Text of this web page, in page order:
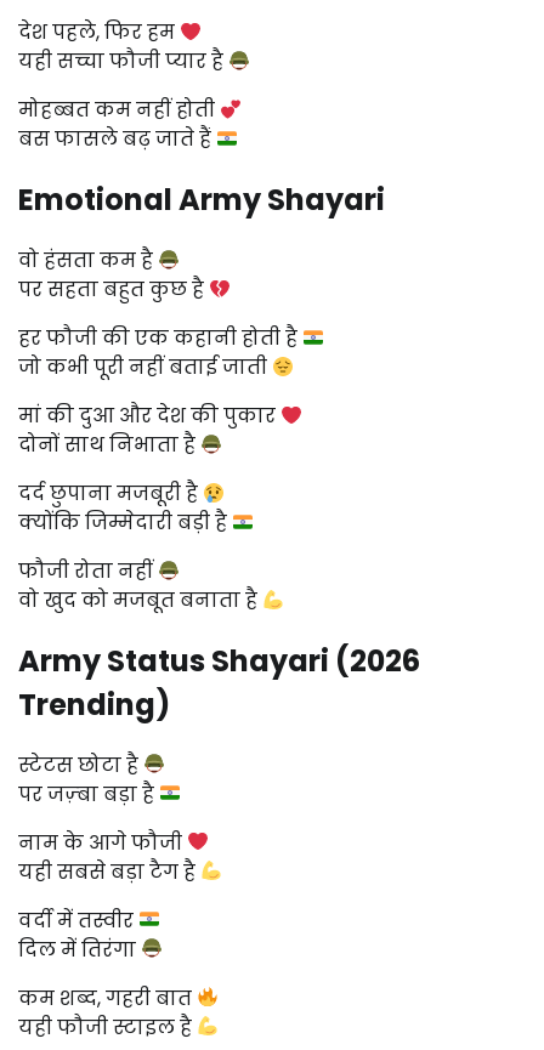
देश पहले, फिर हम
यही सच्चा फौजी प्यार है
मोहब्बत कम नहीं होती
बस फासले बढ़ जाते हैं
Emotional Army Shayari
वो हंसता कम है
पर सहता बहुत कुछ है
हर फौजी की एक कहानी होती है
जो कभी पूरी नहीं बताई जाती
मां की दुआ और देश की पुकार
दोनों साथ निभाता है
दर्द छुपाना मजबूरी है
क्योंकि जिम्मेदारी बड़ी है
फौजी रोता नहीं
वो खुद को मजबूत बनाता है
Army Status Shayari (2026
Trending)
स्टेटस छोटा है
पर जज़्बा बड़ा है
नाम के आगे फौजी
यही सबसे बड़ा टैग है
वर्दी में तस्वीर
दिल में तिरंगा
कम शब्द, गहरी बात
यही फौजी स्टाइल है